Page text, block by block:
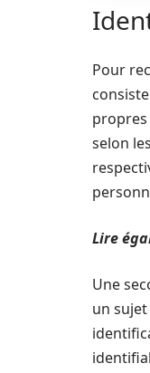
Pour
propres
selon
Lire
Une
un